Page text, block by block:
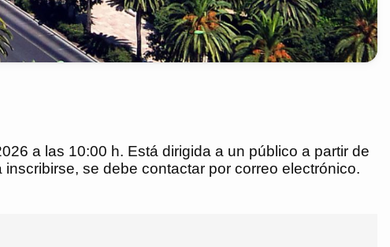
a las 10:00 h. Está dirigida a un público a partir de
se debe contactar por correo electrónico.